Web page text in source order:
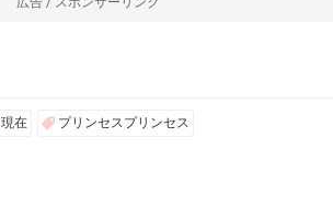
現在 プリンセスプリンセス